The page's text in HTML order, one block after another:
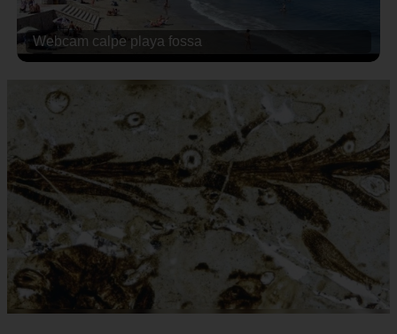
Webcam calpe playa fossa